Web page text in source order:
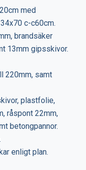
med
c-c60cm.
brandsäker
13mm gipsskivor.
220mm, samt
plastfolie,
råspont 22mm,
betongpannor.
enligt plan.